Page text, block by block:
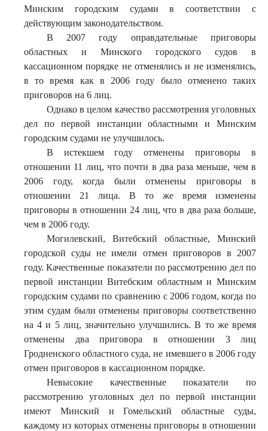
Минским городским судами в соответствии с
действующим законодательством.
В 2007 году оправдательные приговоры
областных и Минского городского судов в
кассационном порядке не отменялись и не изменялись,
в то время как в 2006 году было отменено таких
приговоров на 6 лиц.
Однако в целом качество рассмотрения уголовных
дел по первой инстанции областными и Минским
городским судами не улучшилось.
В истекшем году отменены приговоры в
отношении 11 лиц, что почти в два раза меньше, чем в
2006 году, когда были отменены приговоры в
отношении 21 лица. В то же время изменены
приговоры в отношении 24 лиц, что в два раза больше,
чем в 2006 году.
Могилевский, Витебский областные, Минский
городской суды не имели отмен приговоров в 2007
году. Качественные показатели по рассмотрению дел по
первой инстанции Витебским областным и Минским
городским судами по сравнению с 2006 годом, когда по
этим судам были отменены приговоры соответственно
на 4 и 5 лиц, значительно улучшились. В то же время
отменены два приговора в отношении 3 лиц
Гродненского областного суда, не имевшего в 2006 году
отмен приговоров в кассационном порядке.
Невысокие качественные показатели по
рассмотрению уголовных дел по первой инстанции
имеют Минский и Гомельский областные суды,
каждому из которых отменены приговоры в отношении